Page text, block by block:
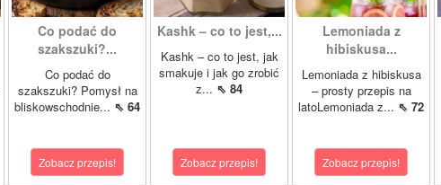
Co podać do
szakszuki?...
Co podać do
szakszuki? Pomysł na
bliskowschodnie... ⇖ 64
Zobacz przepis!
Kashk – co to jest,...
Kashk – co to jest, jak
smakuje i jak go zrobić
z... ⇖ 84
Zobacz przepis!
Lemoniada z
hibiskusa...
Lemoniada z hibiskusa
– prosty przepis na
latoLemoniada z... ⇖ 72
Zobacz przepis!